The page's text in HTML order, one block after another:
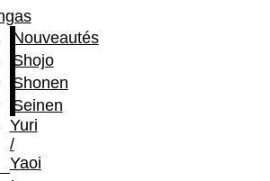
Nouveautés
Shojo
Shonen
Seinen
Yuri
/
Yaoi